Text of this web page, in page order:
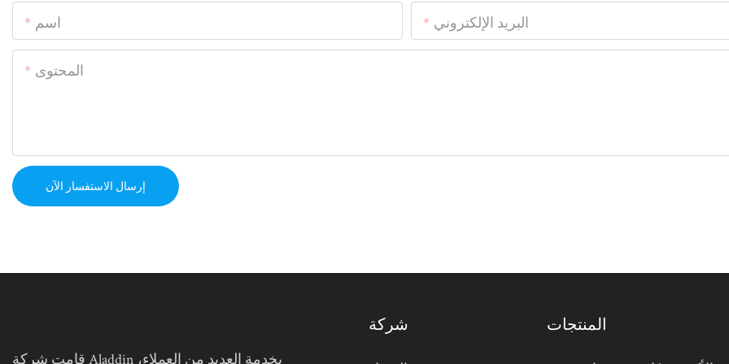
اسم البريد الإلكتروني
المحتوى
إرسال الاستفسار الآن
قامت شركة Aladdin بخدمة العديد من العملاء،
شركة المنتجات